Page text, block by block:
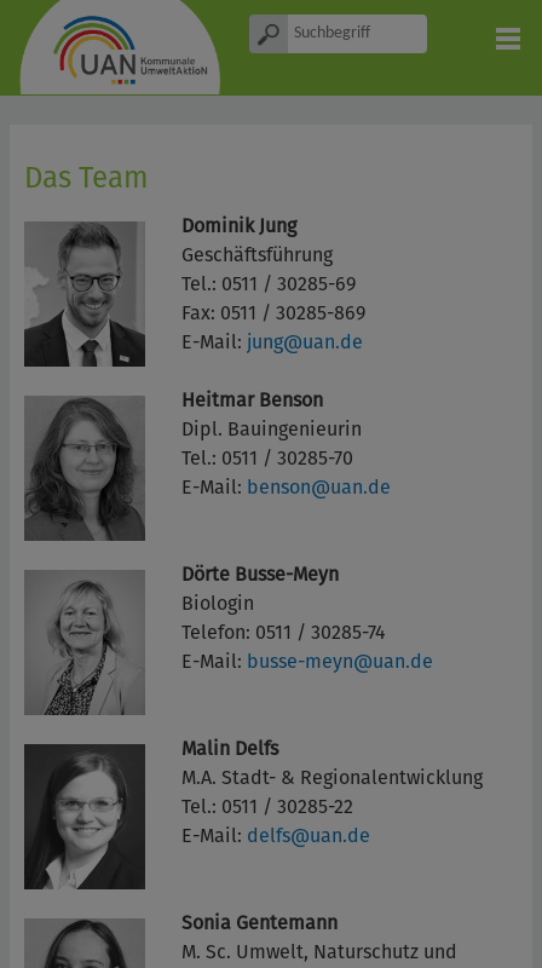
Das Team
Dominik Jung
Geschäftsführung
Tel.: 0511 / 30285-69
Fax: 0511 / 30285-869
E-Mail: jung@uan.de
Heitmar Benson
Dipl. Bauingenieurin
Tel.: 0511 / 30285-70
E-Mail: benson@uan.de
Dörte Busse-Meyn
Biologin
Telefon: 0511 / 30285-74
E-Mail: busse-meyn@uan.de
Malin Delfs
M.A. Stadt- & Regionalentwicklung
Tel.: 0511 / 30285-22
E-Mail: delfs@uan.de
Sonia Gentemann
M. Sc. Umwelt, Naturschutz und